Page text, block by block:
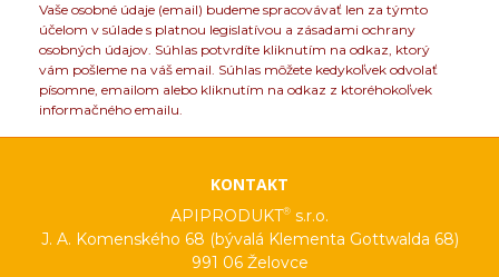
Vaše osobné údaje (email) budeme spracovávať len za týmto
účelom v súlade s platnou legislatívou a zásadami ochrany
osobných údajov. Súhlas potvrdíte kliknutím na odkaz, ktorý
vám pošleme na váš email. Súhlas môžete kedykoľvek odvolať
písomne, emailom alebo kliknutím na odkaz z ktoréhokoľvek
informačného emailu.
KONTAKT
APIPRODUKT® s.r.o.
J. A. Komenského 68 (bývalá Klementa Gottwalda 68)
991 06 Želovce